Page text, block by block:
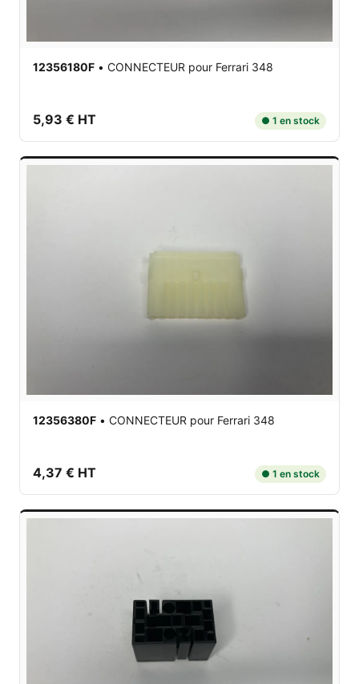
12356180F • CONNECTEUR pour Ferrari 348
5,93 € HT ● 1 en stock
12356380F • CONNECTEUR pour Ferrari 348
4,37 € HT ● 1 en stock